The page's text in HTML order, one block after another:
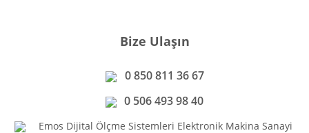
Bize Ulaşın
0 850 811 36 67
0 506 493 98 40
Emos Dijital Ölçme Sistemleri Elektronik Makina Sanayi